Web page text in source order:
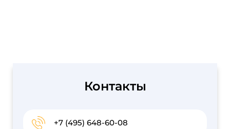
Контакты
+7 (495) 648-60-08